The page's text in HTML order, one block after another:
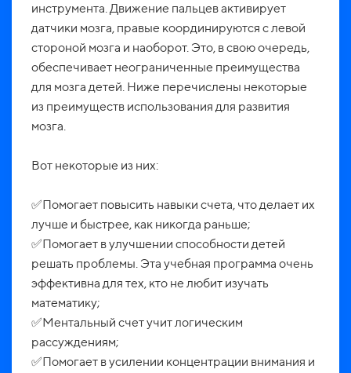
инструмента. Движение пальцев активирует
датчики мозга, правые координируются с левой
стороной мозга и наоборот. Это, в свою очередь,
обеспечивает неограниченные преимущества
для мозга детей. Ниже перечислены некоторые
из преимуществ использования для развития
мозга.
Вот некоторые из них:
✅Помогает повысить навыки счета, что делает их
лучше и быстрее, как никогда раньше;
✅Помогает в улучшении способности детей
решать проблемы. Эта учебная программа очень
эффективна для тех, кто не любит изучать
математику;
✅Ментальный счет учит логическим
рассуждениям;
✅Помогает в усилении концентрации внимания и